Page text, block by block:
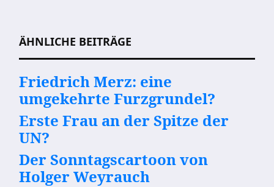
ÄHNLICHE BEITRÄGE
Friedrich Merz: eine
umgekehrte Furzgrundel?
Erste Frau an der Spitze der
UN?
Der Sonntagscartoon von
Holger Weyrauch